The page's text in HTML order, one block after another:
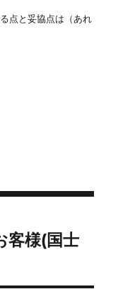
点と妥協点は（あれ
客様(国士